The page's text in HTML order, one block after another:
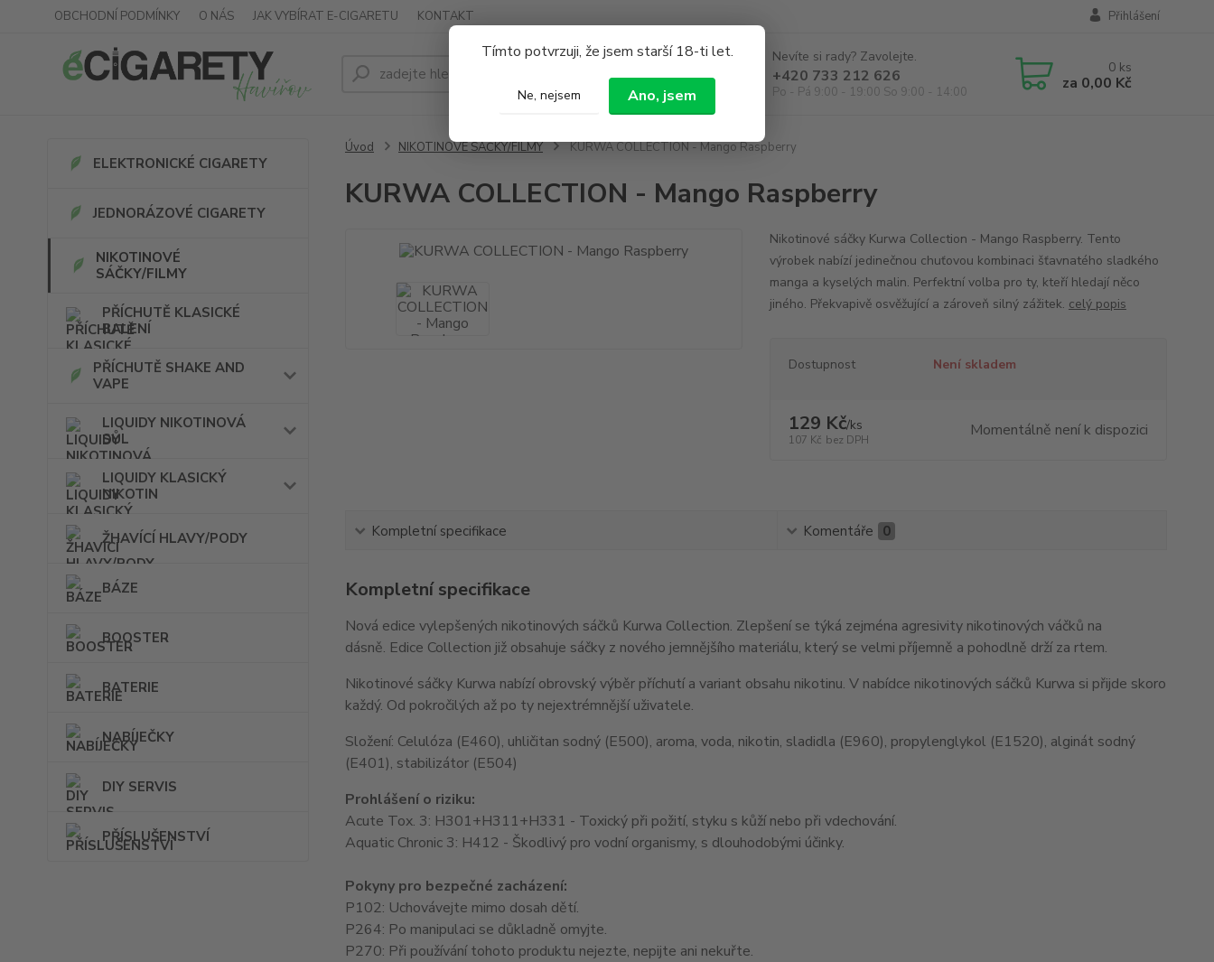
Tímto potvrzuji, že jsem starší 18-ti let.
Ne, nejsem Ano, jsem
OBCHODNÍ PODMÍNKY O NÁS JAK VYBÍRAT E-CIGARETU KONTAKT Přihlášení
Hledat
Nevíte si rady? Zavolejte.
+420 733 212 626
Po - Pá 9:00 - 19:00 So 9:00 - 14:00
0 ks
za 0,00 Kč
ELEKTRONICKÉ CIGARETY
JEDNORÁZOVÉ CIGARETY
NIKOTINOVÉ
SÁČKY/FILMY
PŘÍCHUTĚ KLASICKÉ
BALENÍ
PŘÍCHUTĚ SHAKE AND
VAPE
LIQUIDY NIKOTINOVÁ
SŮL
LIQUIDY KLASICKÝ
NIKOTIN
ŽHAVÍCÍ HLAVY/PODY
BÁZE
BOOSTER
BATERIE
NABÍJEČKY
DIY SERVIS
PŘÍSLUŠENSTVÍ
Úvod NIKOTINOVÉ SÁČKY/FILMY KURWA COLLECTION - Mango Raspberry
KURWA COLLECTION - Mango Raspberry
Nikotinové sáčky Kurwa Collection - Mango Raspberry. Tento
výrobek nabízí jedinečnou chuťovou kombinaci šťavnatého sladkého
manga a kyselých malin. Perfektní volba pro ty, kteří hledají něco
jiného. Překvapivě osvěžující a zároveň silný zážitek. celý popis
Dostupnost Není skladem
129 Kč/ks
107 Kč bez DPH Momentálně není k dispozici
Kompletní specifikace Komentáře 0
Kompletní specifikace
Nová edice vylepšených nikotinových sáčků Kurwa Collection. Zlepšení se týká zejména agresivity nikotinových váčků na
dásně. Edice Collection již obsahuje sáčky z nového jemnějšího materiálu, který se velmi příjemně a pohodlně drží za rtem.
Nikotinové sáčky Kurwa nabízí obrovský výběr příchutí a variant obsahu nikotinu. V nabídce nikotinových sáčků Kurwa si přijde skoro
každý. Od pokročilých až po ty nejextrémnější uživatele.
Složení: Celulóza (E460), uhličitan sodný (E500), aroma, voda, nikotin, sladidla (E960), propylenglykol (E1520), alginát sodný
(E401), stabilizátor (E504)
Prohlášení o riziku:
Acute Tox. 3: H301+H311+H331 - Toxický při požití, styku s kůží nebo při vdechování.
Aquatic Chronic 3: H412 - Škodlivý pro vodní organismy, s dlouhodobými účinky.
Pokyny pro bezpečné zacházení:
P102: Uchovávejte mimo dosah dětí.
P264: Po manipulaci se důkladně omyjte.
P270: Při používání tohoto produktu nejezte, nepijte ani nekuřte.